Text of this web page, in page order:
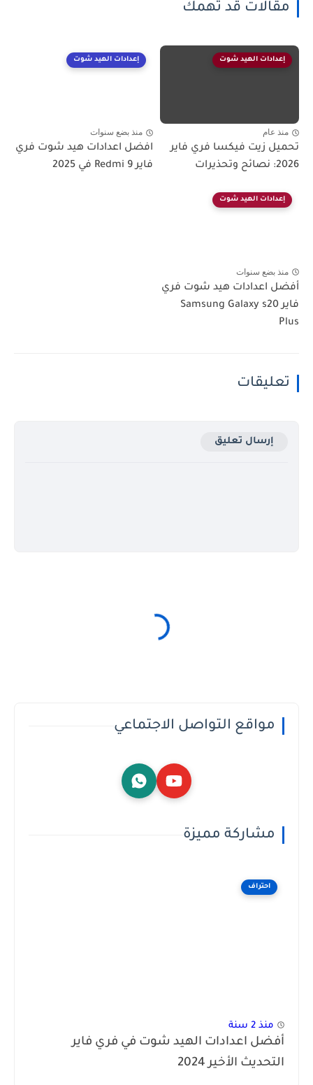
مقالات قد تهمك
إعدادات الهيد شوت
منذ عام
تحميل زيت فيكسا فري فاير
2026: نصائح وتحذيرات
إعدادات الهيد شوت
منذ بضع سنوات
افضل اعدادات هيد شوت فري
فاير Redmi 9 في 2025
إعدادات الهيد شوت
منذ بضع سنوات
أفضل اعدادات هيد شوت فري
فاير Samsung Galaxy s20
Plus
تعليقات
إرسال تعليق
مواقع التواصل الاجتماعي
مشاركة مميزة
احتراف
منذ 2 سنة
أفضل اعدادات الهيد شوت في فري فاير
التحديث الأخير 2024